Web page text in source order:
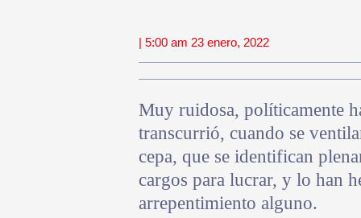
| 5:00 am 23 enero, 2022
Muy ruidosa, políticamente
transcurrió, cuando se
cepa, que se identifican
cargos para lucrar, y lo han
arrepentimiento alguno.